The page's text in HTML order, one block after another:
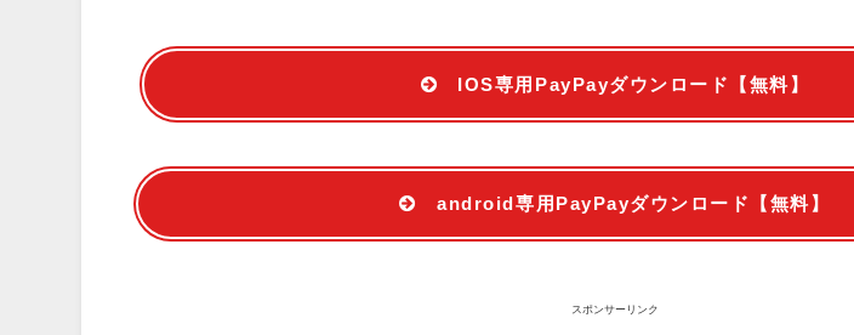
IOS専用PayPayダウンロード【無料】
android専用PayPayダウンロード【無料】
スポンサーリンク